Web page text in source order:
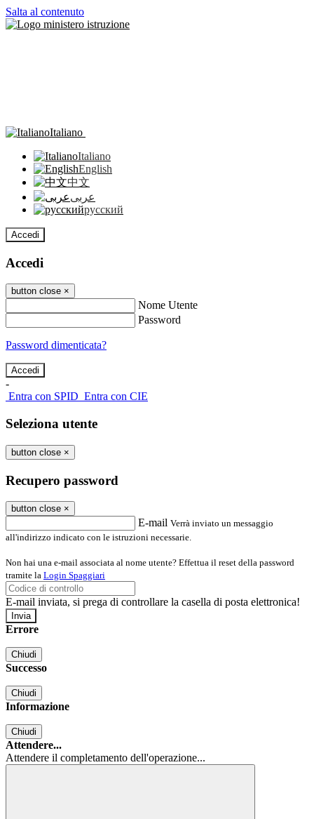
Salta al contenuto
Italiano
Italiano
English
中文
عربى
русский
Accedi
Accedi
button close ×
Nome Utente
Password
Password dimenticata?
-
Entra con SPID Entra con CIE
Seleziona utente
button close ×
Recupero password
button close ×
E-mail Verrà inviato un messaggio
all'indirizzo indicato con le istruzioni necessarie.
Non hai una e-mail associata al nome utente? Effettua il reset della password
tramite la Login Spaggiari
E-mail inviata, si prega di controllare la casella di posta elettronica!
Errore
Chiudi
Successo
Chiudi
Informazione
Chiudi
Attendere...
Attendere il completamento dell'operazione...